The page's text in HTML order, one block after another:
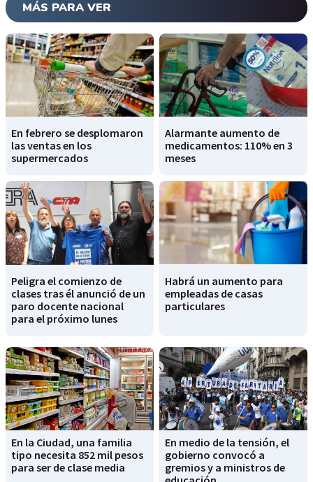
MÁS PARA VER
En febrero se desplomaron
las ventas en los
supermercados
Alarmante aumento de
medicamentos: 110% en 3
meses
Peligra el comienzo de
clases tras él anunció de un
paro docente nacional
para el próximo lunes
Habrá un aumento para
empleadas de casas
particulares
En la Ciudad, una familia
tipo necesita 852 mil pesos
para ser de clase media
En medio de la tensión, el
gobierno convocó a
gremios y a ministros de